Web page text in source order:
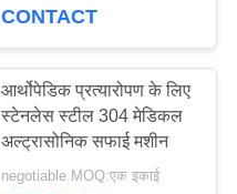
CONTACT
आर्थोपेडिक प्रत्यारोपण के लिए
स्टेनलेस स्टील 304 मेडिकल
अल्ट्रासोनिक सफाई मशीन
negotiable MOQ:एक इकाई